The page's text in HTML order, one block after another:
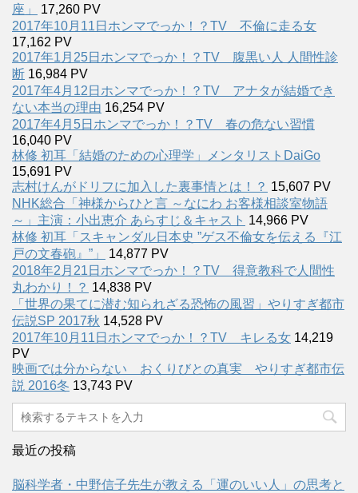
座」
17,260 PV
2017年10月11日ホンマでっか！？TV 不倫に走る女
17,162 PV
2017年1月25日ホンマでっか！？TV 腹黒い人 人間性診
断 16,984 PV
2017年4月12日ホンマでっか！？TV アナタが結婚でき
ない本当の理由 16,254 PV
2017年4月5日ホンマでっか！？TV 春の危ない習慣
16,040 PV
林修 初耳「結婚のための心理学」メンタリストDaiGo
15,691 PV
志村けんがドリフに加入した裏事情とは！？ 15,607 PV
NHK総合「神様からひと言 ～なにわ お客様相談室物語
～」主演：小出恵介 あらすじ＆キャスト 14,966 PV
林修 初耳「スキャンダル日本史 ”ゲス不倫女を伝える『江
戸の文春砲』”」
14,877 PV
2018年2月21日ホンマでっか！？TV 得意教科で人間性
丸わかり！？ 14,838 PV
「世界の果てに潜む知られざる恐怖の風習」やりすぎ都市
伝説SP 2017秋 14,528 PV
2017年10月11日ホンマでっか！？TV キレる女 14,219
PV
映画では分からない おくりびとの真実 やりすぎ都市伝
説 2016冬 13,743 PV
最近の投稿
脳科学者・中野信子先生が教える「運のいい人」の思考と